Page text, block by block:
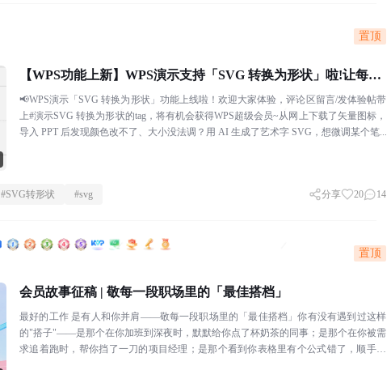
置顶
【WPS功能上新】WPS演示支持「SVG 转换为形状」啦!让每一
张矢量素材，都可随心编辑
📢WPS演示「SVG 转换为形状」功能上线啦！欢迎大家体验，评论区留言/发体验帖带
上#演示SVG 转换为形状的tag，将有机会获得WPS超级会员~从网上下载了矢量图标，
导入 PPT 后发现颜色改不了、大小没法调？用 AI 生成了艺术字 SVG，想微调某个笔...
#SVG转形状 #svg 分享 20 14
置顶
会员故事征稿 | 敬每一段职场里的「最佳搭档」
最好的工作 是有人和你并肩——敬每一段职场里的「最佳搭档」你有没有遇到过这样
的"搭子"——是那个在你加班到深夜时，默默给你点了杯奶茶的同事；是那个在你被需
求追着跑时，帮你挡了一刀的项目经理；是那个看到你表格里有个公式错了，顺手帮